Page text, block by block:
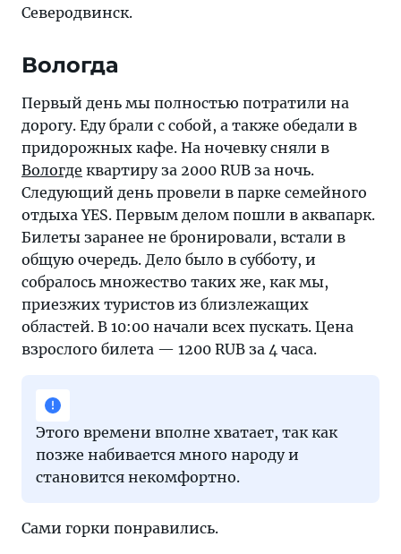
Вытегра
Бесов
Нос
—
Каргополь
—
Северодвинск
Северодвинск.
Вологда
Первый день мы полностью потратили на
дорогу. Еду брали с собой, а также обедали в
придорожных кафе. На ночевку сняли в
Вологде квартиру за 2000 RUB за ночь.
Следующий день провели в парке семейного
отдыха YES. Первым делом пошли в аквапарк.
Билеты заранее не бронировали, встали в
общую очередь. Дело было в субботу, и
собралось множество таких же, как мы,
приезжих туристов из близлежащих
областей. В 10:00 начали всех пускать. Цена
взрослого билета — 1200 RUB за 4 часа.
Этого времени вполне хватает, так как
позже набивается много народу и
становится некомфортно.
Сами горки понравились.